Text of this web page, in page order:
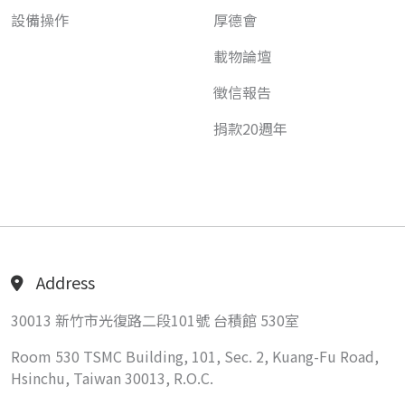
設備操作
厚德會
載物論壇
徵信報告
捐款20週年
Address
30013 新竹市光復路二段101號 台積館 530室
Room 530 TSMC Building, 101, Sec. 2, Kuang-Fu Road,
Hsinchu, Taiwan 30013, R.O.C.